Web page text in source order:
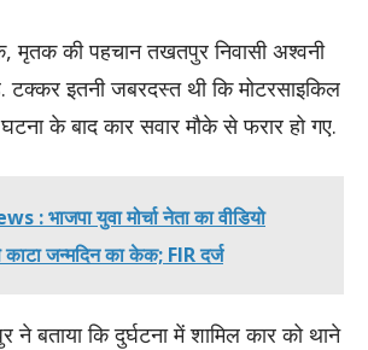
मृतक की पहचान तखतपुर निवासी अश्वनी
टक्कर इतनी जबरदस्त थी कि मोटरसाइकिल
के बाद कार सवार मौके से फरार हो गए.
: भाजपा युवा मोर्चा नेता का वीडियो
जन्मदिन का केक; FIR दर्ज
ने बताया कि दुर्घटना में शामिल कार को थाने